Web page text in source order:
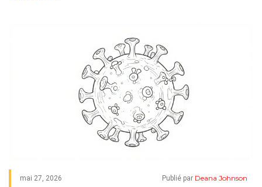
mai 27, 2026 Publié par Deana Johnson